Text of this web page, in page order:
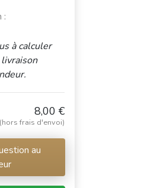
:
à calculer
8,00 €
(hors frais d'envoi)
au